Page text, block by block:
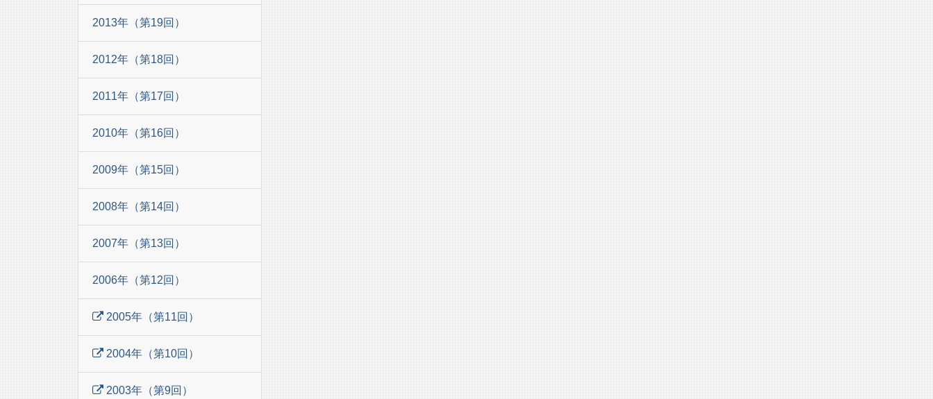
2013年（第19回）
2012年（第18回）
2011年（第17回）
2010年（第16回）
2009年（第15回）
2008年（第14回）
2007年（第13回）
2006年（第12回）
2005年（第11回）
2004年（第10回）
2003年（第9回）